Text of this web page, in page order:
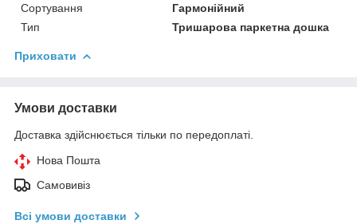
Сортування
Гармонійний
Тип
Тришарова паркетна дошка
Приховати
Умови доставки
Доставка здійснюється тільки по передоплаті.
Нова Пошта
Самовивіз
Всі умови доставки